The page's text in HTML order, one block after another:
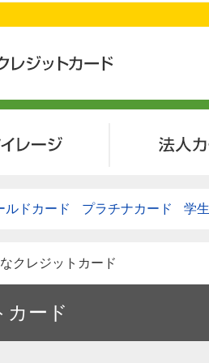
クレジットカード
カード
ルドカード プラチナカード 学